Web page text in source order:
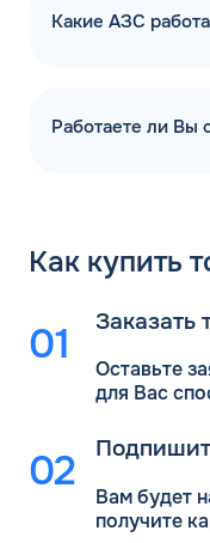
Какие АЗС
Работаете ли Вы
Как купить
Заказать
Оставьте
для Вас
Вам будет
получите